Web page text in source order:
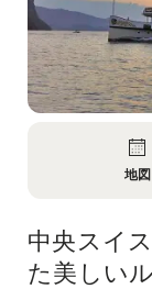
About
地
地図
Intro
中央スイ
た美しい